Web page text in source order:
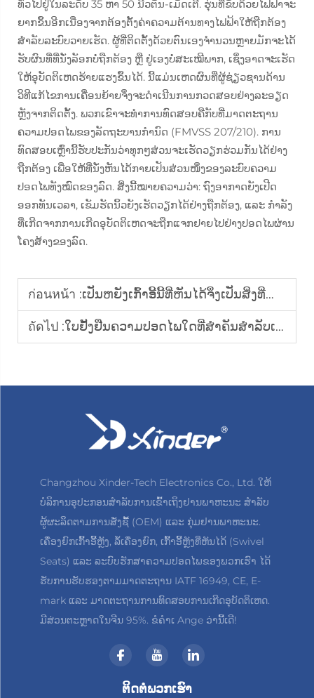
ທົ່ວໄປຢູ່ໃນລະດັບ 35 ຫາ 50 ນີວຕັນ-ເມັດເຕີ. ຮຸ່ນທີ່ຂັບດ້ວຍໄຟຟ້າຈະ
ຍາກຂຶ້ນອີກເນື່ອງຈາກຕ້ອງຕັ້ງຄ່າຄວາມຕ້ານທາງໄຟຟ້າໃຫ້ຖືກຕ້ອງ
ສຳລັບລະບົບວາຍເຮັດ. ຜູ້ທີ່ຕິດຕັ້ງດ້ວຍຕົນເອງຈຳນວນຫຼາຍມັກຈະໄດ້
ຮັບຜົນທີ່ທີ່ນັ່ງລັອກບໍ່ຖືກຕ້ອງ ຫຼື ຢູ່ເອງບໍ່ສະເໝີພາກ, ເຊິ່ງອາດຈະເຮັດ
ໃຫ້ອຸບັດຕິເຫດຮ້າຍແຮງຂຶ້ນໄດ້. ນີ້ແມ່ນເຫດຜົນທີ່ຜູ້ຊ່ຽວຊານດ້ານ
ວິທີແກ້ໄຂການເຄື່ອນຍ້າຍຈຶ່ງຈະດຳເນີນການກວດສອບຢ່າງລະອຽດ
ຫຼັງຈາກຕິດຕັ້ງ. ພວກເຂົາຈະທຳການທົດສອບຄືກັບທີ່ມາດຕະຖານ
ຄວາມປອດໄພຂອງລັດຖະບານກຳນົດ (FMVSS 207/210). ການ
ທົດສອບເຫຼົ່ານີ້ຮັບປະກັນວ່າທຸກໆສ່ວນຈະເຮັດວຽກຮ່ວມກັນໄດ້ຢ່າງ
ຖືກຕ້ອງ ເພື່ອໃຫ້ທີ່ນັ່ງຫັນໄດ້ກາຍເປັນສ່ວນໜຶ່ງຂອງລະບົບຄວາມ
ປອດໄພທັງໝົດຂອງລົດ. ສິ່ງນີ້ໝາຍຄວາມວ່າ: ຖົງອາກາດຍັງເປີດ
ອອກທັນເວລາ, ເຂັມຮັດນິ້ວຍັງເຮັດວຽກໄດ້ຢ່າງຖືກຕ້ອງ, ແລະ ກຳລັງ
ທີ່ເກີດຈາກການເກີດອຸບັດຕິເຫດຈະຖືກແຈກຢາຍໄປຢ່າງປອດໄພຜ່ານ
ໂຄງສ້າງຂອງລົດ.
ก่อนหน้า :ເປັນຫຍັງເກົ້າອີ້ນີ້ທີ່ຫັນໄດ້ຈຶ່ງເປັນສິ່ງທີ່ຈຳເປັນສຳລັບການເດີນທາງທີ່ເຂົ້າເຖິງໄດ້
ถัดไป :ໃບຢັ້ງຢືນຄວາມປອດໄພໃດທີ່ສຳຄັນສຳລັບເກົ້າອີ້ຫຼັກທີ່ຫັນໄດ້ໃນລົດ
Changzhou Xinder-Tech Electronics Co., Ltd. ໃຫ້
ບໍລິການອຸປະກອນສຳລັບການເຂົ້າເຖິງຢານພາຫະນະ ສຳລັບ
ຜູ້ຜະລິດຕາມການສັ່ງຊື້ (OEM) ແລະ ກຸ່ມຢານພາຫະນະ.
ເຄື່ອງຍົກເກົ້າອີ້ຫຼັງ, ລໍ້ເຄື່ອງຍົກ, ເກົ້າອີ້ຫຼັງທີ່ຫັນໄດ້ (Swivel
Seats) ແລະ ລະບົບຮັກສາຄວາມປອດໄພຂອງພວກເຮົາ ໄດ້
ຮັບການຮັບຮອງຕາມມາດຕະຖານ IATF 16949, CE, E-
mark ແລະ ມາດຕະຖານການທົດສອບການເກີດອຸບັດຕິເຫດ.
ມີສ່ວນຕະຫຼາດໃນຈີນ 95%. ຂໍຄຳເ Ange ວ່ານີ້ເດີ!
ຕິດຕໍ່ພວກເຮົາ